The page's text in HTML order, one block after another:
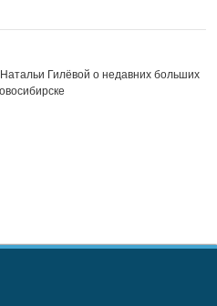
Гилёвой о недавних больших